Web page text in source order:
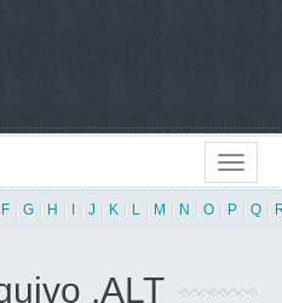
F G H J K L M N O P Q
.ALT